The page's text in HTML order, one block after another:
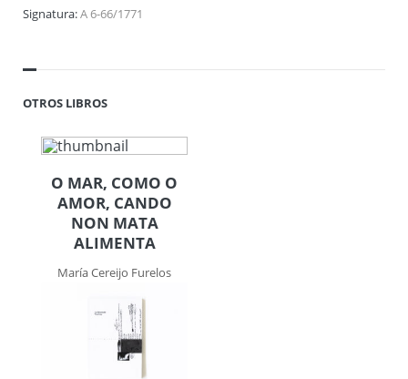
Signatura:A 6-66/1771
OTROS LIBROS
O MAR, COMO O
AMOR, CANDO
NON MATA
ALIMENTA
María Cereijo Furelos